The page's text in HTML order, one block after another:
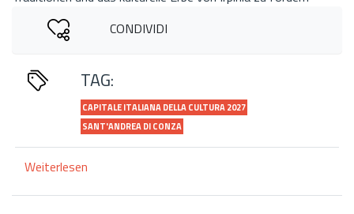
CONDIVIDI
TAG:
CAPITALE ITALIANA DELLA CULTURA 2027
SANT'ANDREA DI CONZA
Weiterlesen